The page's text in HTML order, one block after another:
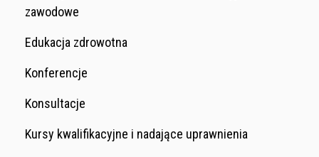
zawodowe
Edukacja zdrowotna
Konferencje
Konsultacje
Kursy kwalifikacyjne i nadające uprawnienia